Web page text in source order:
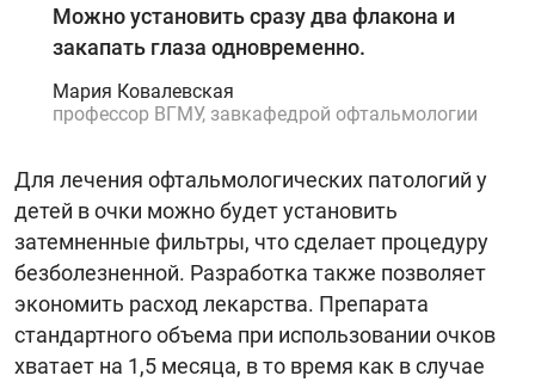
Можно установить сразу два флакона и
закапать глаза одновременно.
Мария Ковалевская
профессор ВГМУ, завкафедрой офтальмологии
Для лечения офтальмологических патологий у
детей в очки можно будет установить
затемненные фильтры, что сделает процедуру
безболезненной. Разработка также позволяет
экономить расход лекарства. Препарата
стандартного объема при использовании очков
хватает на 1,5 месяца, в то время как в случае